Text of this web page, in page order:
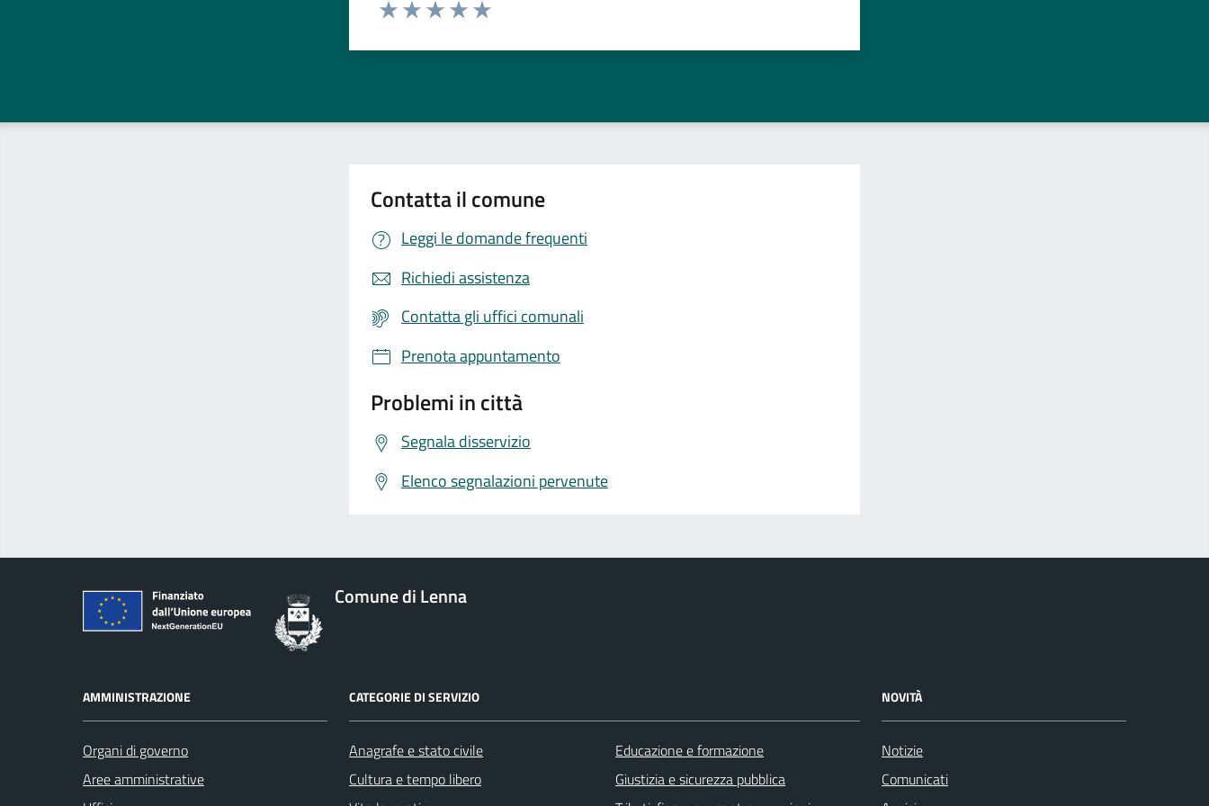
Contatta il comune
Leggi le domande frequenti
Richiedi assistenza
Contatta gli uffici comunali
Prenota appuntamento
Problemi in città
Segnala disservizio
Elenco segnalazioni pervenute
Comune di Lenna
AMMINISTRAZIONE
Organi di governo
Aree amministrative
CATEGORIE DI SERVIZIO
Anagrafe e stato civile
Cultura e tempo libero
Educazione e formazione
Giustizia e sicurezza pubblica
NOVITÀ
Notizie
Comunicati